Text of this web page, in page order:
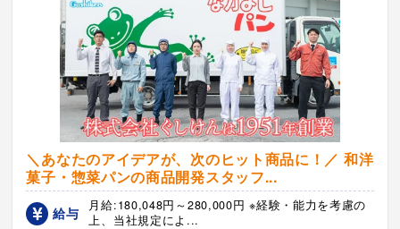
＼あなたのアイデアが、次のヒット商品に！／ 和洋
菓子・惣菜パンの商品開発スタッフ...
給与
月給:180,048円～280,000円 ※経験・能力を考慮の
上、当社規定によ...